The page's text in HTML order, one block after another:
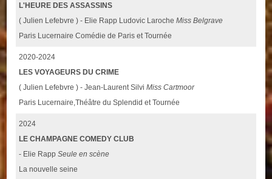
L'HEURE DES ASSASSINS
( Julien Lefebvre ) - Elie Rapp Ludovic LarocheMiss Belgrave
Paris Lucernaire Comédie de Paris et Tournée
2020-2024
LES VOYAGEURS DU CRIME
( Julien Lefebvre ) - Jean-Laurent SilviMiss Cartmoor
Paris Lucernaire,Théâtre du Splendid et Tournée
2024
LE CHAMPAGNE COMEDY CLUB
- Elie RappSeule en scène
La nouvelle seine